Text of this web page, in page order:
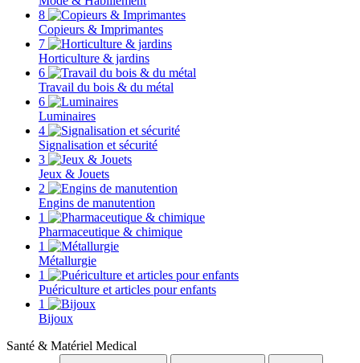
8
Copieurs & Imprimantes
7
Horticulture & jardins
6
Travail du bois & du métal
6
Luminaires
4
Signalisation et sécurité
3
Jeux & Jouets
2
Engins de manutention
1
Pharmaceutique & chimique
1
Métallurgie
1
Puériculture et articles pour enfants
1
Bijoux
Santé & Matériel Medical